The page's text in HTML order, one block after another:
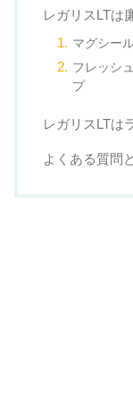
レガリスLTは
マグシー
フレッシ
プ
レガリスLTは
よくある質問